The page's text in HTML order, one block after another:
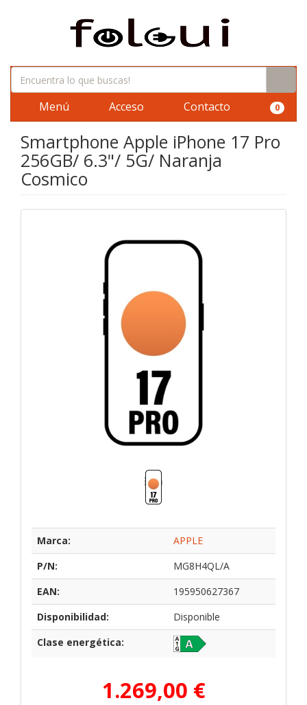
Menú Acceso Contacto 0
Smartphone Apple iPhone 17 Pro
256GB/ 6.3"/ 5G/ Naranja
Cosmico
Marca:
APPLE
P/N:
MG8H4QL/A
EAN:
195950627367
Disponibilidad:
Disponible
Clase energética:
1.269,00 €